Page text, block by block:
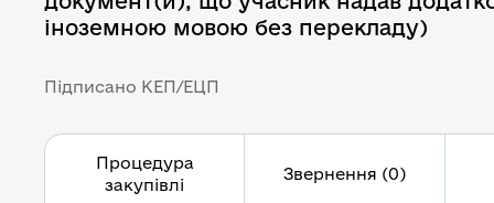
іноземною мовою без перекладу)
Підписано КЕП/ЕЦП
Процедура
закупівлі
Звернення (0)